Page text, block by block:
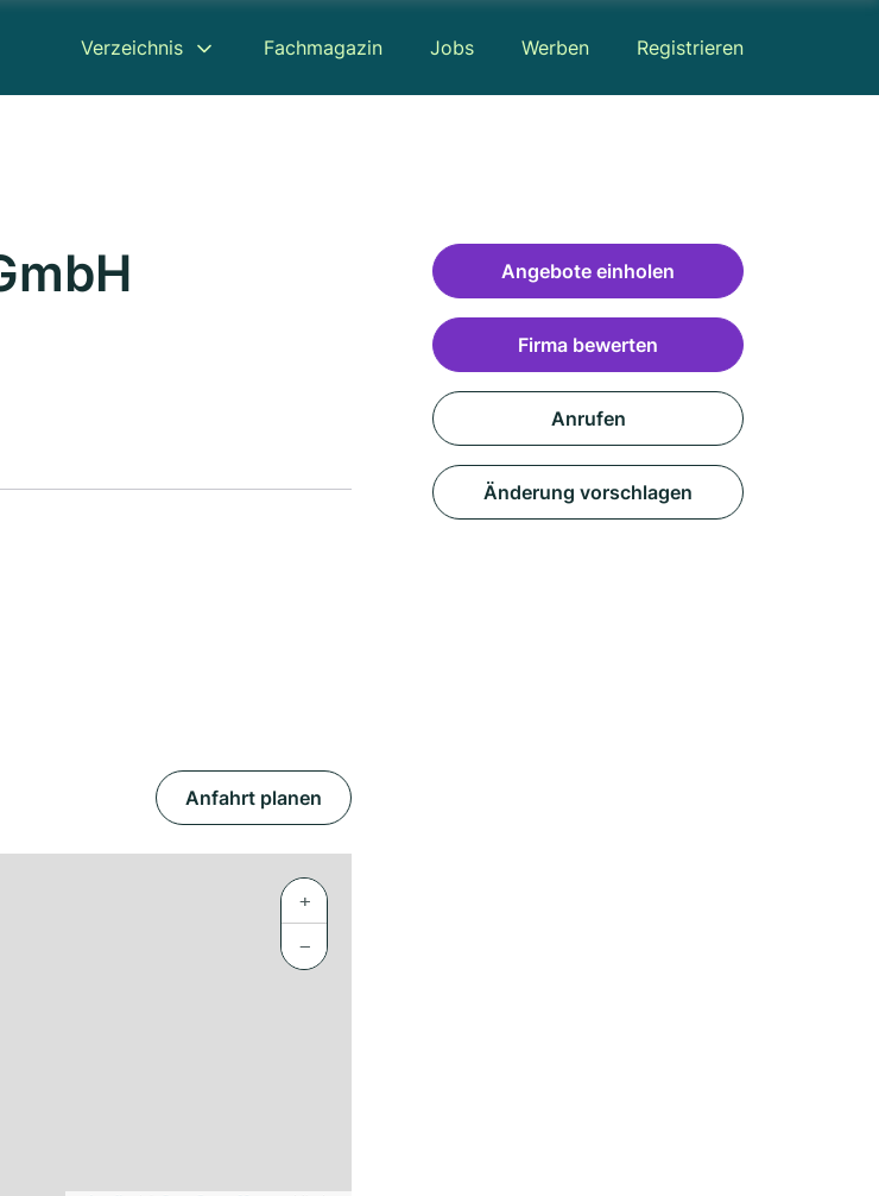
Verzeichnis Fachmagazin Jobs Werben Registrieren
Anfahrt planen
+
−
Angebote einholen
Firma bewerten
Anrufen
Änderung vorschlagen